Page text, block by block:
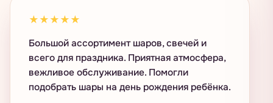
★★★★★
Большой ассортимент шаров, свечей и
всего для праздника. Приятная атмосфера,
вежливое обслуживание. Помогли
подобрать шары на день рождения ребёнка.